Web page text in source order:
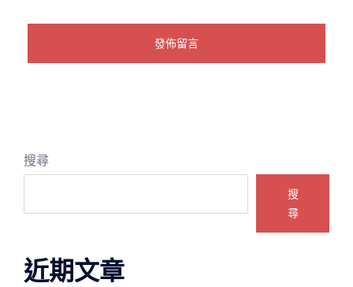
搜尋
搜
尋
近期文章